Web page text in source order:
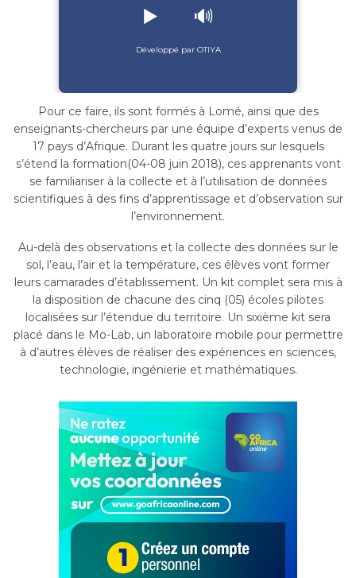
▶️ 🔊
Développé par OTIYA
Pource faire, ils sont formés à Lomé, ainsi que des
enseignants-chercheurs par une équipe d’experts venus de
17 pays d’Afrique. Durant les quatre jours sur lesquels
s’étend la formation(04-08 juin 2018), ces apprenants vont
se familiariser à la collecte et à l’utilisation de données
scientifiques à des fins d’apprentissage et d’observation sur
l’environnement.
Au-delà des observations et la collecte des données sur le
sol, l’eau, l’air et la température, ces élèves vont former
leurs camarades d’établissement. Un kit complet sera mis à
la disposition de chacune des cinq (05) écoles pilotes
localisées sur l’étendue du territoire. Un sixième kit sera
placé dans le Mo-Lab, un laboratoire mobile pour permettre
à d’autres élèves de réaliser des expériences en sciences,
technologie, ingénierie et mathématiques.